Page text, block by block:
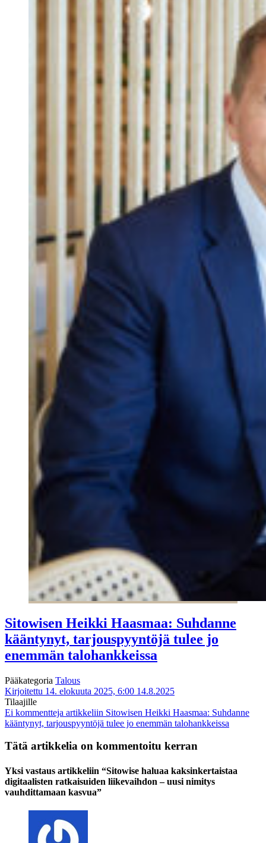
Sitowisen Heikki Haasmaa: Suhdanne
kääntynyt, tarjouspyyntöjä tulee jo
enemmän talohankkeissa
Pääkategoria Talous
Kirjoitettu 14. elokuuta 2025, 6:00 14.8.2025
Tilaajille
Ei kommentteja artikkeliin Sitowisen Heikki Haasmaa: Suhdanne
kääntynyt, tarjouspyyntöjä tulee jo enemmän talohankkeissa
Tätä artikkelia on kommentoitu kerran
Yksi vastaus artikkeliin “Sitowise haluaa kaksinkertaistaa
digitaalisten ratkaisuiden liikevaihdon – uusi nimitys
vauhdittamaan kasvua”